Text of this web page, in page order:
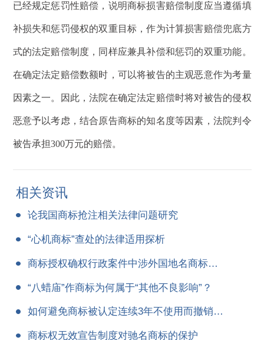
已经规定惩罚性赔偿，说明商标损害赔偿制度应当遵循填
补损失和惩罚侵权的双重目标，作为计算损害赔偿兜底方
式的法定赔偿制度，同样应兼具补偿和惩罚的双重功能。
在确定法定赔偿数额时，可以将被告的主观恶意作为考量
因素之一。因此，法院在确定法定赔偿时将对被告的侵权
恶意予以考虑，结合原告商标的知名度等因素，法院判令
被告承担300万元的赔偿。
相关资讯
论我国商标抢注相关法律问题研究
“心机商标”查处的法律适用探析
商标授权确权行政案件中涉外国地名商标的司法审查
“八蜡庙”作商标为何属于“其他不良影响”？
如何避免商标被认定连续3年不使用而撤销注册？
商标权无效宣告制度对驰名商标的保护